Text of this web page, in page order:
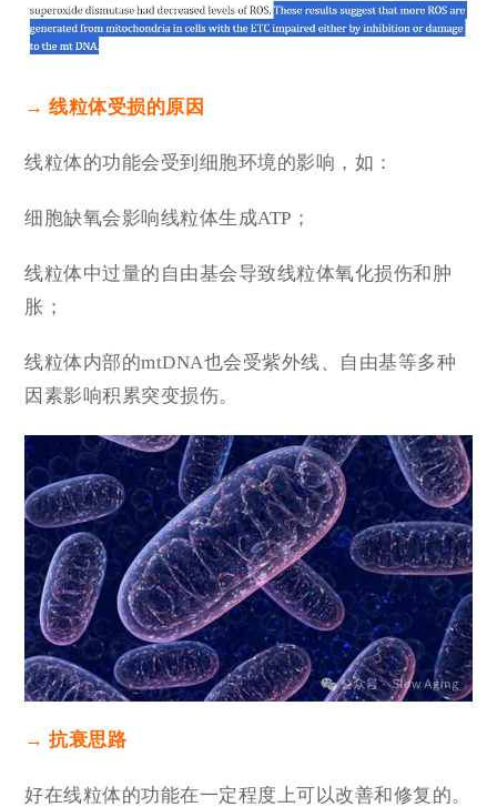
→ 线粒体受损的原因
线粒体的功能会受到细胞环境的影响，如：
细胞缺氧会影响线粒体生成ATP；
线粒体中过量的自由基会导致线粒体氧化损伤和肿
胀；
线粒体内部的mtDNA也会受紫外线、自由基等多种
因素影响积累突变损伤。
→ 抗衰思路
好在线粒体的功能在一定程度上可以改善和修复的。